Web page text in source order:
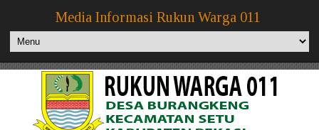
Media Informasi Rukun Warga 011